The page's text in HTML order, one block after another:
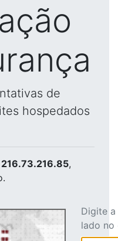
de
hospedados
216.73.216.85,
Digite
lado no